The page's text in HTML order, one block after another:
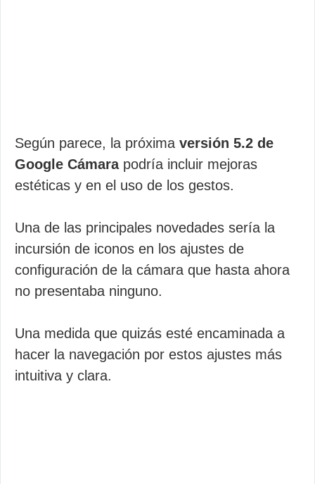
Según parece, la próxima versión 5.2 de
Google Cámarapodría incluir mejoras
estéticas y en el uso de los gestos.
Una de las principales novedades sería la
incursión de iconos en los ajustes de
configuración de la cámara que hasta ahora
no presentaba ninguno.
Una medida que quizás esté encaminada a
hacer la navegación por estos ajustes más
intuitiva y clara.